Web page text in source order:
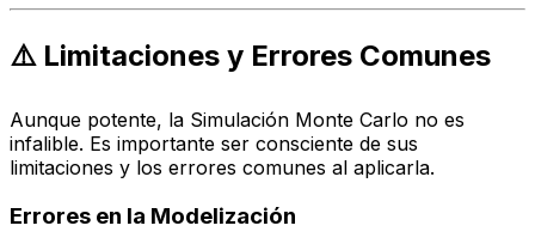
⚠️ Limitaciones y Errores Comunes
Aunque potente, la Simulación Monte Carlo no es
infalible. Es importante ser consciente de sus
limitaciones y los errores comunes al aplicarla.
Errores en la Modelización